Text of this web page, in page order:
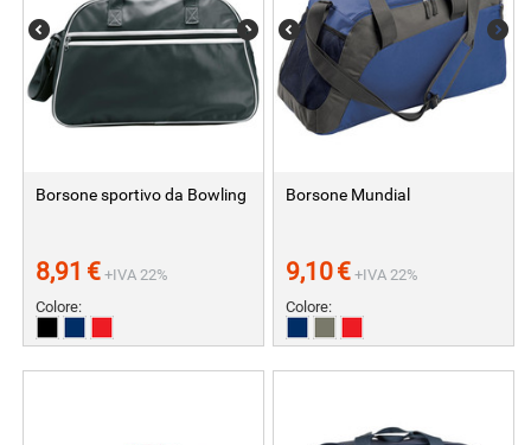
Borsone sportivo da Bowling
8,91 € +IVA 22%
Colore:
Borsone Mundial
9,10€ +IVA 22%
Colore: